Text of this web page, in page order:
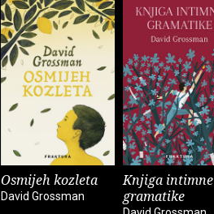
Osmijeh kozleta
David Grossman
Knjiga intimne
gramatike